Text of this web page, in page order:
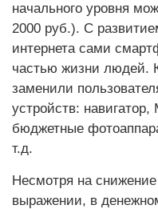
начального уровня
2000 руб.). С
интернета сами
частью жизни людей.
заменили
устройств:
бюджетные
т.д.
Несмотря на
выражении, в